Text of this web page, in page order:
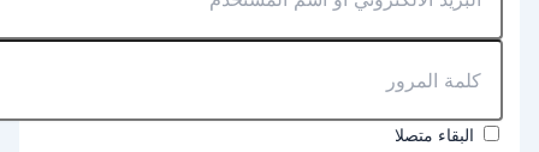
البقاء متصلا